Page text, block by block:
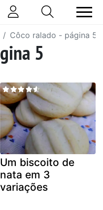
Côco ralado - página 5
5
Um biscoito de
nata em 3
variações